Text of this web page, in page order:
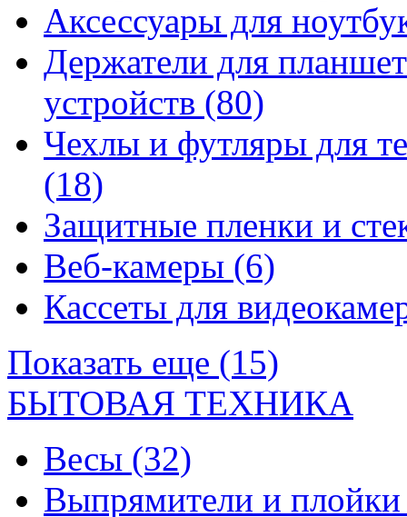
Аксессуары для
Держатели для
устройств (80)
Чехлы и футляры для
(18)
Защитные пленки и
Веб-камеры (6)
Кассеты для
Показать еще (15)
БЫТОВАЯ ТЕХНИКА
Весы (32)
Выпрямители и